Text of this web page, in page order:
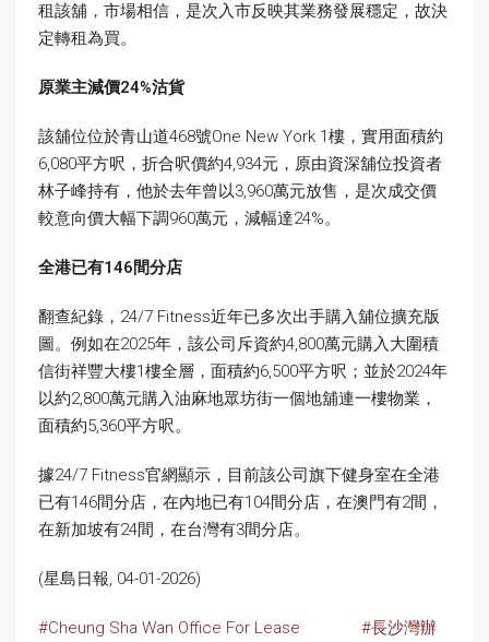
租該舖，市場相信，是次入市反映其業務發展穩定，故決
定轉租為買。
原業主減價24%沽貨
該舖位位於青山道468號One New York 1樓，實用面積約
6,080平方呎，折合呎價約4,934元，原由資深舖位投資者
林子峰持有，他於去年曾以3,960萬元放售，是次成交價
較意向價大幅下調960萬元，減幅達24%。
全港已有146間分店
翻查紀錄，24/7 Fitness近年已多次出手購入舖位擴充版
圖。例如在2025年，該公司斥資約4,800萬元購入大圍積
信街祥豐大樓1樓全層，面積約6,500平方呎；並於2024年
以約2,800萬元購入油麻地眾坊街一個地舖連一樓物業，
面積約5,360平方呎。
據24/7 Fitness官網顯示，目前該公司旗下健身室在全港
已有146間分店，在內地已有104間分店，在澳門有2間，
在新加坡有24間，在台灣有3間分店。
(星島日報, 04-01-2026)
#Cheung Sha Wan Office For Lease
#長沙灣辦